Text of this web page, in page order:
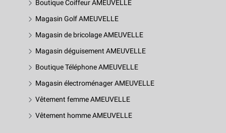
Boutique Coiffeur AMEUVELLE
Magasin Golf AMEUVELLE
Magasin de bricolage AMEUVELLE
Magasin déguisement AMEUVELLE
Boutique Téléphone AMEUVELLE
Magasin électroménager AMEUVELLE
Vêtement femme AMEUVELLE
Vêtement homme AMEUVELLE